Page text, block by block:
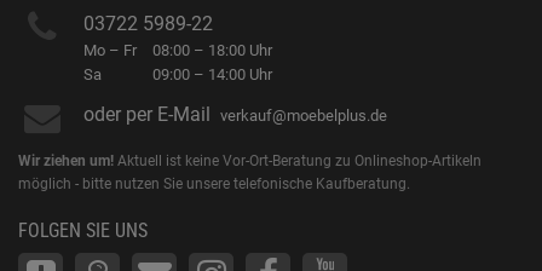
03722 5989-22
Mo – Fr
Sa
08:00 – 18:00 Uhr
09:00 – 14:00 Uhr
oder per E-Mail verkauf@moebelplus.de
Wir ziehen um! Aktuell ist keine Vor-Ort-Beratung zu Onlineshop-Artikeln
möglich - bitte nutzen Sie unsere telefonische Kaufberatung.
FOLGEN SIE UNS